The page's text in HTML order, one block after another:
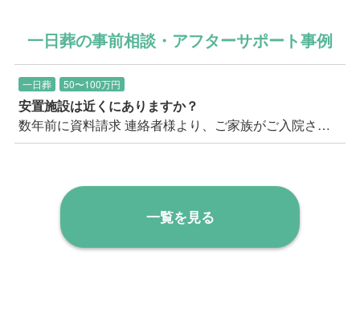
一日葬の事前相談・アフターサポート事例
一日葬 50〜100万円
安置施設は近くにありますか？
数年前に資料請求 連絡者様より、ご家族がご入院されたとのことで、そろそろ考えておこうと思われての久し振りのお問い合わせ。 以前お送りした見積書を失くしてしまったとのことでした。 まずご質問に上がったのは、三郷市内で安置施設があるか？ということ。 現在、三郷市内にはご安置可能な施設の空きがないので、隣の流山市になる可能性が高いことをご案内。 また入院された病院を起点で考えると、もう一つの候補としては足立区が候補として挙がることをご案内。 連絡者のお住まいから足立区は遠いいう印象だったため、まずは流山市に安置し、最寄りの三郷市斎場の霊安室へ後日移動することも出来る旨をご案内し、ご安心いただきました。 上記安置場所の距離や安置料などの費用面も少し気になされており、お見積りを事前に再度ご送付の上、 改めてご説明や万が一の流れ等もご説明し、この機会にクリアにしていきましょうとお伝えし、事前相談のご予約をいただきました。
一覧を見る